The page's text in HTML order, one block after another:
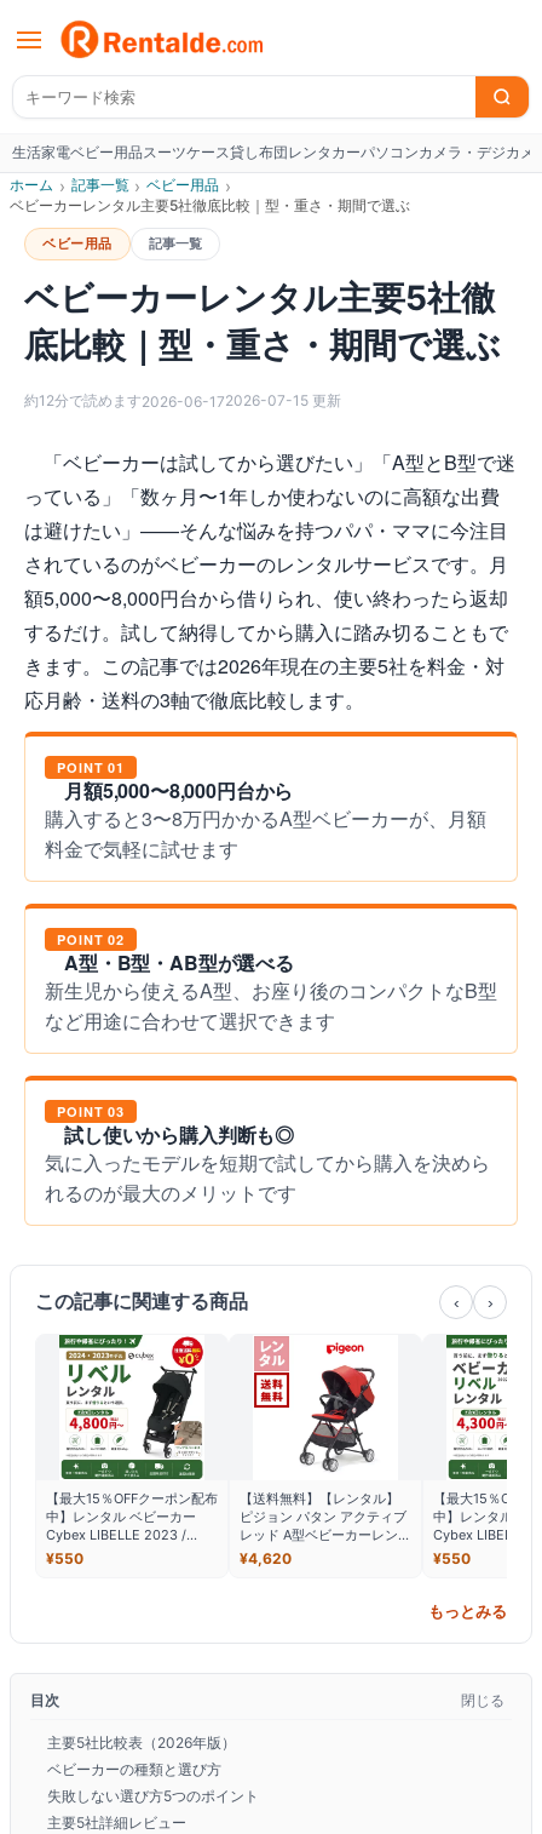
生活家電ベビー用品スーツケース貸し布団レンタカーパソコンカメラ・デジカメ
ホーム › 記事一覧 › ベビー用品 ›
ベビーカーレンタル主要5社徹底比較｜型・重さ・期間で選ぶ
ベビー用品 記事一覧
ベビーカーレンタル主要5社徹
底比較｜型・重さ・期間で選ぶ
約12分で読めます2026-06-172026-07-15 更新
「ベビーカーは試してから選びたい」「A型とB型で迷
っている」「数ヶ月〜1年しか使わないのに高額な出費
は避けたい」——そんな悩みを持つパパ・ママに今注目
されているのがベビーカーのレンタルサービスです。月
額5,000〜8,000円台から借りられ、使い終わったら返却
するだけ。試して納得してから購入に踏み切ることもで
きます。この記事では2026年現在の主要5社を料金・対
応月齢・送料の3軸で徹底比較します。
POINT 01
月額5,000〜8,000円台から
購入すると3〜8万円かかるA型ベビーカーが、月額
料金で気軽に試せます
POINT 02
A型・B型・AB型が選べる
新生児から使えるA型、お座り後のコンパクトなB型
など用途に合わせて選択できます
POINT 03
試し使いから購入判断も◎
気に入ったモデルを短期で試してから購入を決めら
れるのが最大のメリットです
この記事に関連する商品 ‹ ›
【最大15％OFFクーポン配布
中】レンタル ベビーカー
Cybex LIBELLE 2023 /
2024（サイベックス リベ
¥550
【送料無料】【レンタル】
ピジョン パタン アクティブ
レッド A型ベビーカーレンタ
ル 背面式 折りたたみ
06306 ベビー用品レンタル
¥4,620
【最大15％OFF
中】レンタル ベ
Cybex LIBELLE
ベックス リベル
¥550
もっとみる
目次 閉じる
主要5社比較表（2026年版）
ベビーカーの種類と選び方
失敗しない選び方5つのポイント
主要5社詳細レビュー